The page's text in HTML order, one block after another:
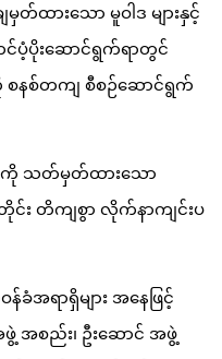
ထားသော မူဝါဒ များနှင့်
င်ပံ့ပိုးဆောင်ရွက်ရာတွင်
စနစ်တကျ စီစဉ်ဆောင်ရွက်
းကို သတ်မှတ်ထားသော
တိုင်း တိကျစွာ လိုက်နာကျင်းပ
န်ခံအရာရှိများ အနေဖြင့်
အစည်း၊ ဦးဆောင် အဖွဲ့